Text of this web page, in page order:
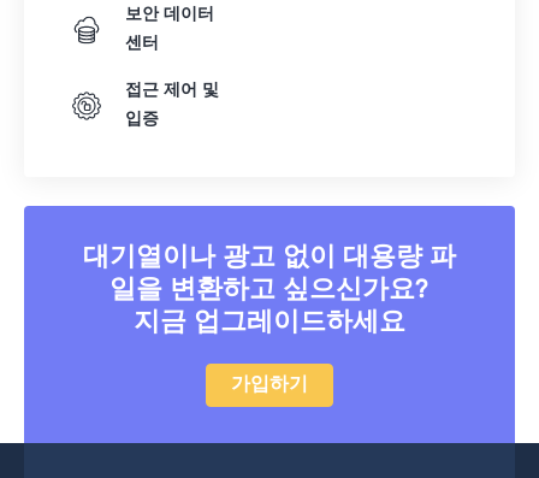
보안 데이터
센터
접근 제어 및
입증
대기열이나 광고 없이 대용량 파
일을 변환하고 싶으신가요?
지금 업그레이드하세요
가입하기